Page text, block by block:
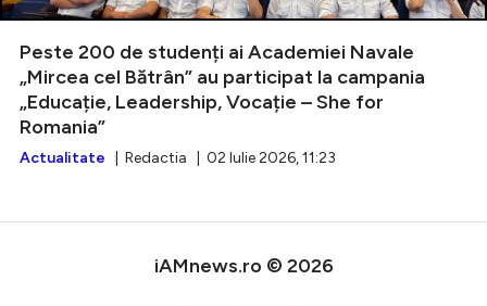
Intră în cont
Creează cont
Peste 200 de studenți ai Academiei Navale
„Mircea cel Bătrân” au participat la campania
„Educație, Leadership, Vocație – She for
Romania”
Actualitate | Redactia | 02 Iulie 2026, 11:23
iAMnews.ro © 2026